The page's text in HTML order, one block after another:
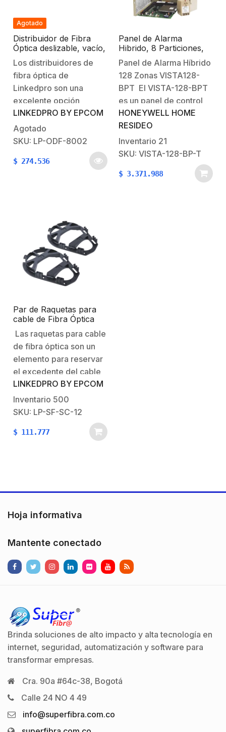
Eléctricas:Conductor:
Cobre.Para
instalaciones…
Agotado
Distribuidor de Fibra
Óptica deslizable, vacío,
19in, acepta 24
adaptadores “LC
Duplex” o “LC Simplex”
o 24 “SC” Simplex, 1U
Los distribuidores de
fibra óptica de
Linkedpro son una
excelente opción
cuando de gestionar,
organizar y proteger sus
cables se trata, tiene
capacidad para recibir
diferentes tipos de
Generales:Hasta 24
fibras en 1UIncluye
charola para…
LINKEDPRO BY EPCOM
Agotado
SKU: LP-ODF-8002
$ 274.536
Panel de Alarma
Hibrido, 8 Particiones,
Hasta 128 Zonas,
Compatible con
AlarmNet y Total
Connect
Panel de Alarma Híbrido
128 Zonas VISTA128-
BPT El VISTA-128-BPT
es un panel de control
de seguridad versátil
diseñado para sistemas
de alarma residenciales
y comerciales. Con
capacidad para hasta
128 zonas de
HONEYWELL HOME
RESIDEO
Inventario 21
SKU: VISTA-128-BP-T
$ 3.371.988
Par de Raquetas para
cable de Fibra Óptica
ADSS, 12″
Las raquetas para cable
de fibra óptica son un
elemento para reservar
el excedente del cable
de fibra óptica en
instalaciones aéreas. Se
puede instalar
cable de fibra ADSS sin
LINKEDPRO BY EPCOM
Inventario 500
SKU: LP-SF-SC-12
$ 111.777
Hoja informativa
Mantente conectado
Brinda soluciones de alto impacto y alta tecnología en
internet, seguridad, automatización y software para
transformar empresas.
Cra. 90a #64c-38, Bogotá
Calle 24 NO 4 49
info@superfibra.com.co